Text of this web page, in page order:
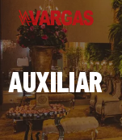
Skip
main
content
AUXILIAR